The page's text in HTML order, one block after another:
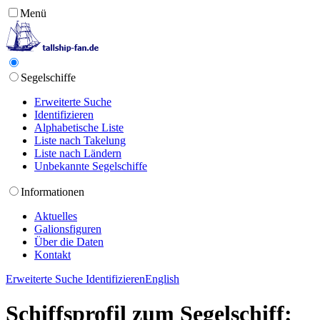
Menü
Segelschiffe
Erweiterte Suche
Identifizieren
Alphabetische Liste
Liste nach Takelung
Liste nach Ländern
Unbekannte Segelschiffe
Informationen
Aktuelles
Galionsfiguren
Über die Daten
Kontakt
Erweiterte Suche IdentifizierenEnglish
Schiffsprofil zum Segelschiff: